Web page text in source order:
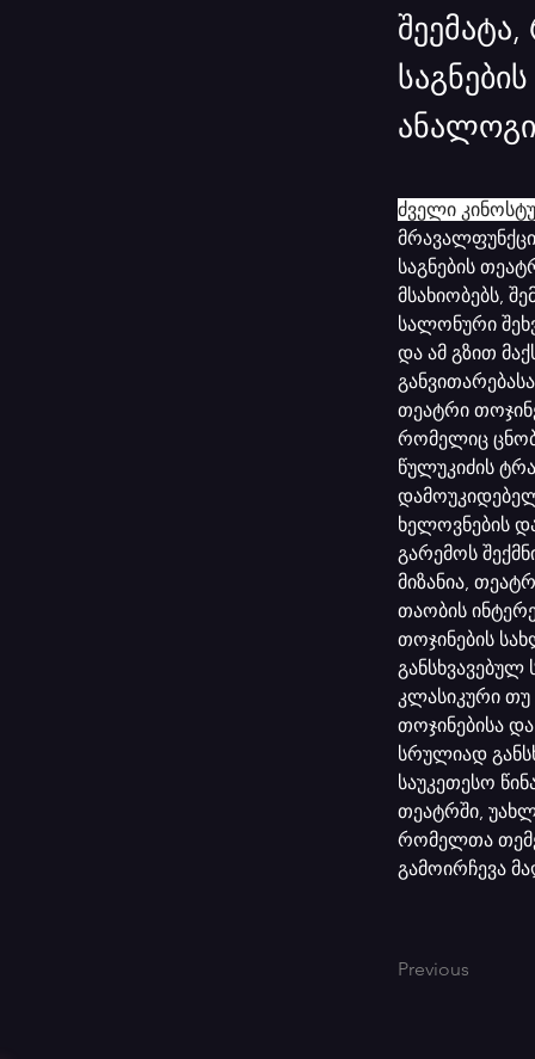
ანალოგი
ძველი
საგნების
მსახიობებს,
სალონური
და ამ გზით
თეატრი
რომელიც
წულუკიძის
ხელოვნების
გარემოს
მიზანია,
თაობის
თოჯინების
კლასიკური თუ
თოჯინებისა
სრულიად
საუკეთესო
თეატრში,
რომელთა
გამოირჩევა
Previous